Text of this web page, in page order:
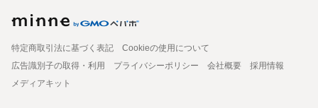
特定商取引法に基づく表記
Cookieの使用について
広告識別子の取得・利用
プライバシーポリシー 会社概要
採用情報
メディアキット